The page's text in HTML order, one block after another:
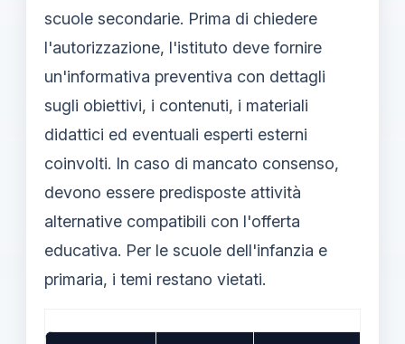
scuole secondarie. Prima di chiedere
l'autorizzazione, l'istituto deve fornire
un'informativa preventiva con dettagli
sugli obiettivi, i contenuti, i materiali
didattici ed eventuali esperti esterni
coinvolti. In caso di mancato consenso,
devono essere predisposte attività
alternative compatibili con l'offerta
educativa. Per le scuole dell'infanzia e
primaria, i temi restano vietati.